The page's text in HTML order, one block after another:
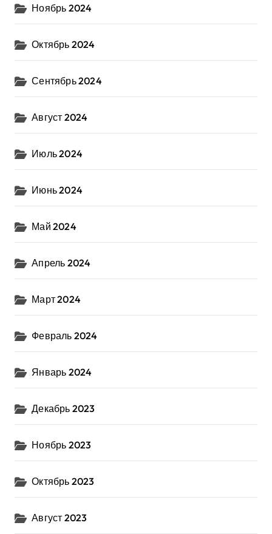
Ноябрь 2024
Октябрь 2024
Сентябрь 2024
Август 2024
Июль 2024
Июнь 2024
Май 2024
Апрель 2024
Март 2024
Февраль 2024
Январь 2024
Декабрь 2023
Ноябрь 2023
Октябрь 2023
Август 2023